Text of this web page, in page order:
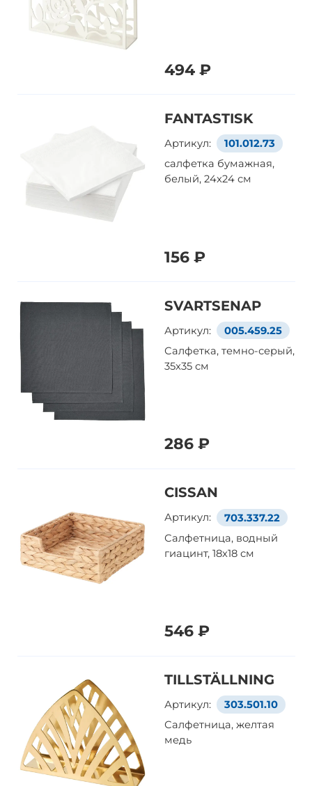
494 ₽
FANTASTISK
Артикул:
101.012.73
салфетка бумажная,
белый, 24x24 см
156 ₽
SVARTSENAP
Артикул:
005.459.25
Салфетка, темно-серый,
35x35 см
286 ₽
CISSAN
Артикул:
703.337.22
Салфетница, водный
гиацинт, 18x18 см
546 ₽
TILLSTÄLLNING
Артикул:
303.501.10
Салфетница, желтая
медь